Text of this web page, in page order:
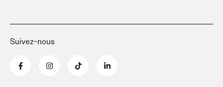
Suivez-nous
a n i i